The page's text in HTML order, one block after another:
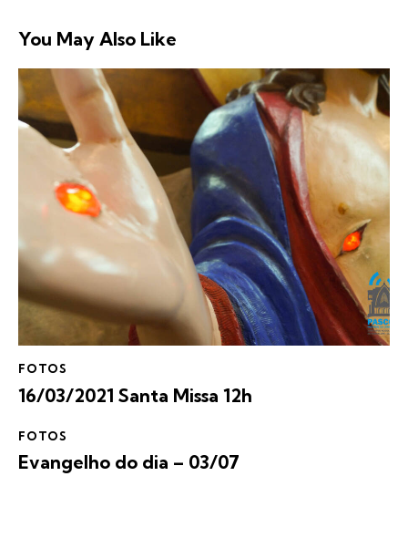
You May Also Like
FOTOS
16/03/2021 Santa Missa 12h
FOTOS
Evangelho do dia – 03/07